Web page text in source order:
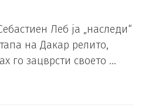
Леб ја „наследи“
на Дакар релито,
го зацврсти своето …